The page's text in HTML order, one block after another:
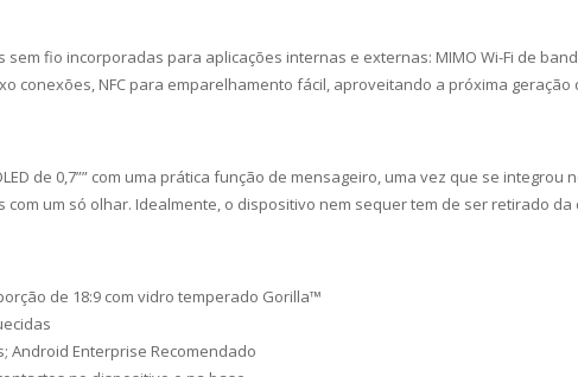
fio incorporadas para aplicações internas e externas: MIMO Wi-Fi de
conexões, NFC para emparelhamento fácil, aproveitando a próxima geração
de 0,7”” com uma prática função de mensageiro, uma vez que se
um só olhar. Idealmente, o dispositivo nem sequer tem de ser retirado da
de 18:9 com vidro temperado Gorilla™
Android Enterprise Recomendado